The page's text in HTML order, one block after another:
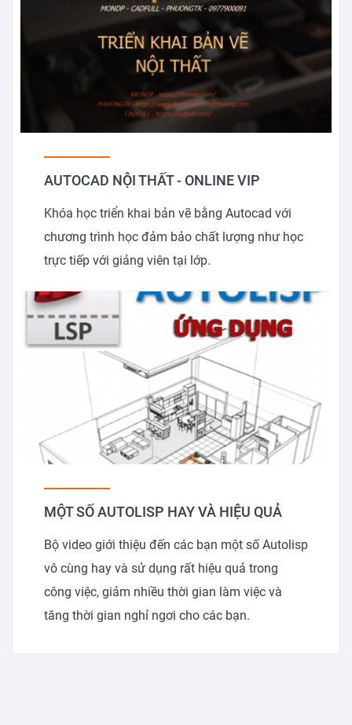
AUTOCAD NỘI THẤT - ONLINE VIP
Khóa học triển khai bản vẽ bằng Autocad với
chương trình học đảm bảo chất lượng như học
trực tiếp với giảng viên tại lớp.
MỘT SỐ AUTOLISP HAY VÀ HIỆU QUẢ
Bộ video giới thiệu đến các bạn một số Autolisp
vô cùng hay và sử dụng rất hiệu quả trong
công việc, giảm nhiều thời gian làm việc và
tăng thời gian nghỉ ngơi cho các bạn.